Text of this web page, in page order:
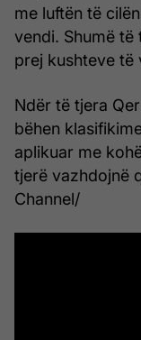
me luftën të
vendi. Shumë të
prej kushteve të
Ndër të tjera
bëhen
aplikuar me
tjerë vazhdojnë
Channel/